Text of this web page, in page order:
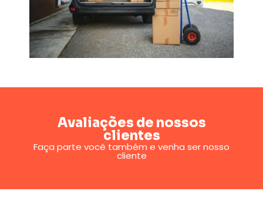
Avaliações de nossos
clientes
Faça parte você também e venha ser nosso
cliente